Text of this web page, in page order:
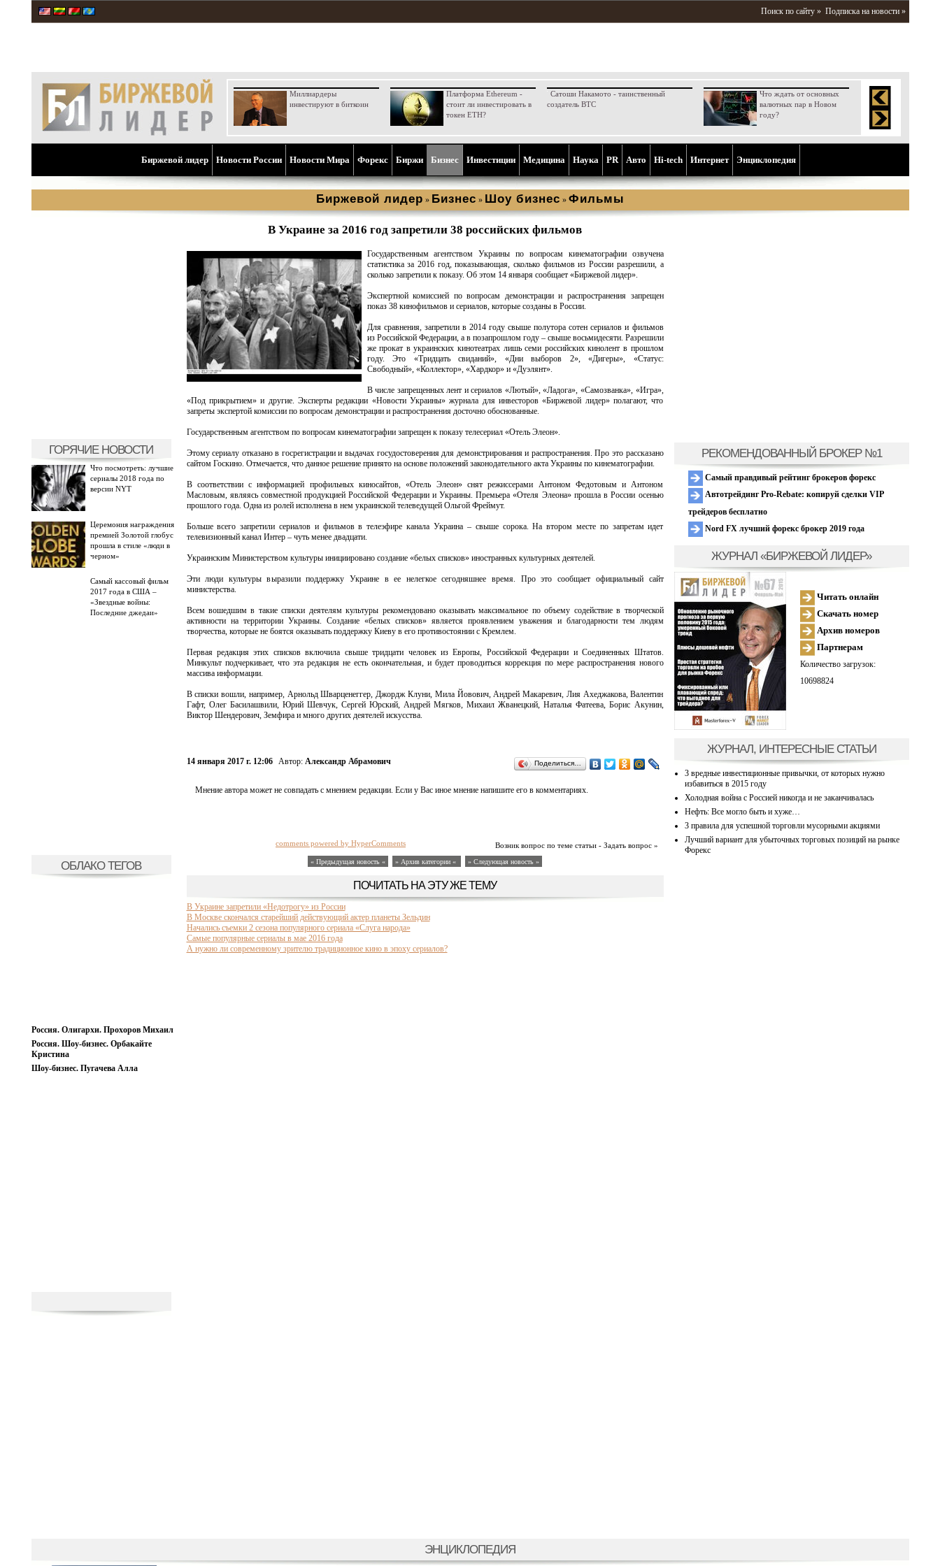
Поиск по сайту » Подписка на новости »
Миллиардеры
инвестируют в биткоин
Платформа Ethereum -
стоит ли инвестировать в
токен ETH?
Сатоши Накамото - таинственный
создатель BTC
Что ждать от основных
валютных пар в Новом
году?
Биржевой лидер Новости России Новости Мира Форекс Биржи Бизнес Инвестиции Медицина Наука PR Aвто Hi-tech Интернет Энциклопедия
Биржевой лидер » Бизнес » Шоу бизнес » Фильмы
ГОРЯЧИЕ НОВОСТИ
Что посмотреть: лучшие
сериалы 2018 года по
версии NYT
Церемония награждения
премией Золотой глобус
прошла в стиле «люди в
черном»
Самый кассовый фильм
2017 года в США –
«Звездные войны:
Последние джедаи»
ОБЛАКО ТЕГОВ
Россия. Олигархи. Прохоров Михаил
Россия. Шоу-бизнес. Орбакайте
Кристина
Шоу-бизнес. Пугачева Алла
В Украине за 2016 год запретили 38 российских фильмов
Государственным агентством Украины по вопросам кинематографии озвучена
статистика за 2016 год, показывающая, сколько фильмов из России разрешили, а
сколько запретили к показу. Об этом 14 января сообщает «Биржевой лидер».
Экспертной комиссией по вопросам демонстрации и распространения запрещен
показ 38 кинофильмов и сериалов, которые созданы в России.
Для сравнения, запретили в 2014 году свыше полутора сотен сериалов и фильмов
из Российской Федерации, а в позапрошлом году – свыше восьмидесяти. Разрешили
же прокат в украинских кинотеатрах лишь семи российских кинолент в прошлом
году. Это «Тридцать свиданий», «Дни выборов 2», «Дигеры», «Статус:
Свободный», «Коллектор», «Хардкор» и «Дуэлянт».
В числе запрещенных лент и сериалов «Лютый», «Ладога», «Самозванка», «Игра»,
«Под прикрытием» и другие. Эксперты редакции «Новости Украины» журнала для инвесторов «Биржевой лидер» полагают, что
запреты экспертой комиссии по вопросам демонстрации и распространения досточно обоснованные.
Государственным агентством по вопросам кинематографии запрещен к показу телесериал «Отель Элеон».
Этому сериалу отказано в госрегистрации и выдачах госудостоверения для демонстрирования и распространения. Про это рассказано
сайтом Госкино. Отмечается, что данное решение принято на основе положений законодательного акта Украины по кинематографии.
В соответствии с информацией профильных киносайтов, «Отель Элеон» снят режиссерами Антоном Федотовым и Антоном
Масловым, являясь совместной продукцией Российской Федерации и Украины. Премьера «Отеля Элеона» прошла в России осенью
прошлого года. Одна из ролей исполнена в нем украинской телеведущей Ольгой Фреймут.
Больше всего запретили сериалов и фильмов в телеэфире канала Украина – свыше сорока. На втором месте по запретам идет
телевизионный канал Интер – чуть менее двадцати.
Украинским Министерством культуры инициировано создание «белых списков» иностранных культурных деятелей.
Эти люди культуры выразили поддержку Украине в ее нелегкое сегодняшнее время. Про это сообщает официальный сайт
министерства.
Всем вошедшим в такие списки деятелям культуры рекомендовано оказывать максимальное по объему содействие в творческой
активности на территории Украины. Создание «белых списков» является проявлением уважения и благодарности тем людям
творчества, которые не боятся оказывать поддержку Киеву в его противостоянии с Кремлем.
Первая редакция этих списков включила свыше тридцати человек из Европы, Российской Федерации и Соединенных Штатов.
Минкульт подчеркивает, что эта редакция не есть окончательная, и будет проводиться коррекция по мере распространения нового
массива информации.
В списки вошли, например, Арнольд Шварценеггер, Джордж Клуни, Мила Йовович, Андрей Макаревич, Лия Ахеджакова, Валентин
Гафт, Олег Басилашвили, Юрий Шевчук, Сергей Юрский, Андрей Мягков, Михаил Жванецкий, Наталья Фатеева, Борис Акунин,
Виктор Шендерович, Земфира и много других деятелей искусства.
14 января 2017 г. 12:06 Автор: Александр Абрамович Поделиться…
Мнение автора может не совпадать с мнением редакции. Если у Вас иное мнение напишите его в комментариях.
Возник вопрос по теме статьи - Задать вопрос »
comments powered by HyperComments
« Предыдущая новость « » Архив категории « » Следующая новость »
ПОЧИТАТЬ НА ЭТУ ЖЕ ТЕМУ
В Украине запретили «Недотрогу» из России
В Москве скончался старейший действующий актер планеты Зельдин
Начались съемки 2 сезона популярного сериала «Слуга народа»
Самые популярные сериалы в мае 2016 года
А нужно ли современному зрителю традиционное кино в эпоху сериалов?
РЕКОМЕНДОВАННЫЙ БРОКЕР №1
Самый правдивый рейтинг брокеров форекс
Автотрейдинг Pro-Rebate: копируй сделки VIP
трейдеров бесплатно
Nord FX лучший форекс брокер 2019 года
ЖУРНАЛ «БИРЖЕВОЙ ЛИДЕР»
Читать онлайн
Скачать номер
Архив номеров
Партнерам
Количество загрузок:
10698824
ЖУРНАЛ, ИНТЕРЕСНЫЕ СТАТЬИ
3 вредные инвестиционные привычки, от которых нужно
избавиться в 2015 году
Холодная война с Россией никогда и не заканчивалась
Нефть: Все могло быть и хуже…
3 правила для успешной торговли мусорными акциями
Лучший вариант для убыточных торговых позиций на рынке
Форекс
ЭНЦИКЛОПЕДИЯ